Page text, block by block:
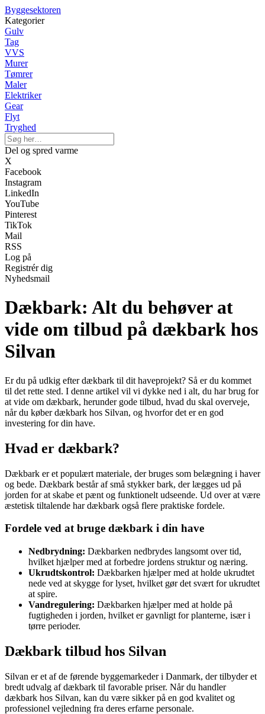
Byggesektoren
Kategorier
Gulv
Tag
VVS
Murer
Tømrer
Maler
Elektriker
Gear
Flyt
Tryghed
Del og spred varme
X
Facebook
Instagram
LinkedIn
YouTube
Pinterest
TikTok
Mail
RSS
Log på
Registrér dig
Nyhedsmail
Dækbark: Alt du behøver at
vide om tilbud på dækbark hos
Silvan
Er du på udkig efter dækbark til dit haveprojekt? Så er du kommet
til det rette sted. I denne artikel vil vi dykke ned i alt, du har brug for
at vide om dækbark, herunder gode tilbud, hvad du skal overveje,
når du køber dækbark hos Silvan, og hvorfor det er en god
investering for din have.
Hvad er dækbark?
Dækbark er et populært materiale, der bruges som belægning i haver
og bede. Dækbark består af små stykker bark, der lægges ud på
jorden for at skabe et pænt og funktionelt udseende. Ud over at være
æstetisk tiltalende har dækbark også flere praktiske fordele.
Fordele ved at bruge dækbark i din have
Nedbrydning: Dækbarken nedbrydes langsomt over tid,
hvilket hjælper med at forbedre jordens struktur og næring.
Ukrudtskontrol: Dækbarken hjælper med at holde ukrudtet
nede ved at skygge for lyset, hvilket gør det svært for ukrudtet
at spire.
Vandregulering: Dækbarken hjælper med at holde på
fugtigheden i jorden, hvilket er gavnligt for planterne, især i
tørre perioder.
Dækbark tilbud hos Silvan
Silvan er et af de førende byggemarkeder i Danmark, der tilbyder et
bredt udvalg af dækbark til favorable priser. Når du handler
dækbark hos Silvan, kan du være sikker på en god kvalitet og
professionel vejledning fra deres erfarne personale.